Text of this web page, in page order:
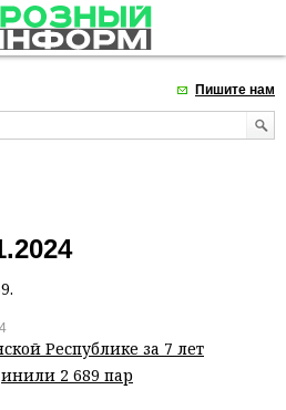
Пишите нам
Республике за 7 лет
2 689 пар